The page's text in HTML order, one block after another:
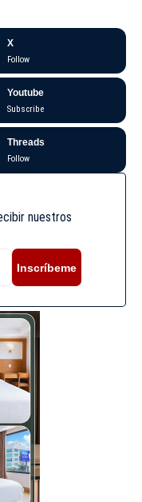
X
Follow
Youtube
Subscribe
Threads
Follow
nuestros
Inscríbeme